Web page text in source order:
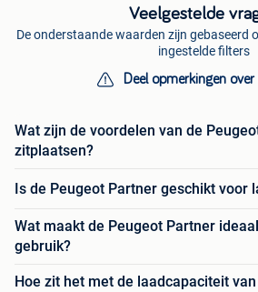
Veelgestelde
De onderstaande waarden zijn gebaseerd
ingestelde filters
Deel opmerkingen over
Wat zijn de voordelen van de
zitplaatsen?
Is de Peugeot Partner geschikt voor
Wat maakt de Peugeot Partner
gebruik?
Hoe zit het met de laadcapaciteit